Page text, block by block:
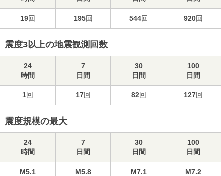
19回 195回 544回 920回
震度3以上の地震観測回数
24
時間
7
日間
30
日間
100
日間
1回 17回 82回 127回
震度規模の最大
24
時間
7
日間
30
日間
100
日間
M5.1
M5.8
M7.1
M7.2